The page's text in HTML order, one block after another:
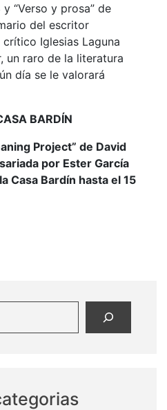
“Verso y prosa” de
del escritor
Iglesias Laguna
un raro de la literatura
día se le valorará
BARDÍN
Project” de David
por Ester García
Casa Bardín hasta el 15